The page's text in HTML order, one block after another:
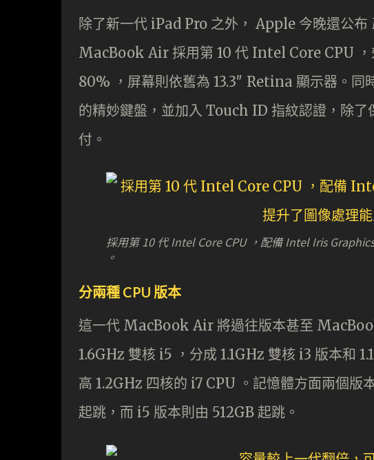
除了新一代 iPad Pro 之外， Apple 今晚還公
MacBook Air 採用第 10 代 Intel Core CPU ，
80% ，屏幕則依舊為 13.3″ Retina 顯示器。同
的精妙鍵盤，並加入 Touch ID 指紋認證，除
付。
採用第 10 代 Intel Core CPU ，配備 Intel Iris
。
分兩種 CPU 版本
這一代 MacBook Air 將過往版本甚至
1.6GHz 雙核 i5 ，分成 1.1GHz 雙核 i3 版本和
高 1.2GHz 四核的 i7 CPU 。記憶體方面兩個版
起跳，而 i5 版本則由 512GB 起跳。